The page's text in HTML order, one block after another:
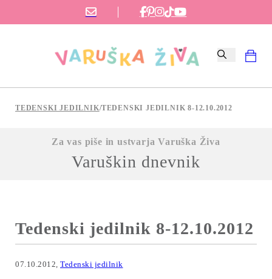
TEDENSKI JEDILNIK/TEDENSKI JEDILNIK 8-12.10.2012
Za vas piše in ustvarja Varuška Živa
Varuškin dnevnik
Tedenski jedilnik 8-12.10.2012
07.10.2012, Tedenski jedilnik